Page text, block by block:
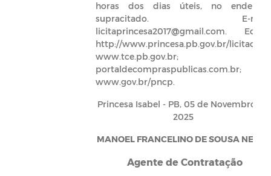
horas dos dias úteis, no endereço
supracitado. E-mail:
licitaprincesa2017@gmail.com. Edital:
http://www.princesa.pb.gov.br/licitacoes;
www.tce.pb.gov.br;
portaldecompraspublicas.com.br;
www.gov.br/pncp.
Princesa Isabel - PB, 05 de Novembro de
2025
MANOEL FRANCELINO DE SOUSA NETO –
Agente de Contratação